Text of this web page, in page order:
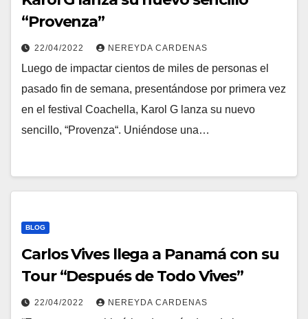
“Provenza”
22/04/2022 NEREYDA CARDENAS
Luego de impactar cientos de miles de personas el
pasado fin de semana, presentándose por primera vez
en el festival Coachella, Karol G lanza su nuevo
sencillo, “Provenza“. Uniéndose una…
BLOG
Carlos Vives llega a Panamá con su
Tour “Después de Todo Vives”
22/04/2022 NEREYDA CARDENAS